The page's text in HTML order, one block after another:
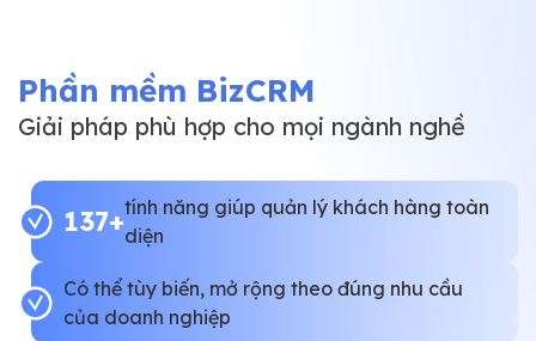
Phần mềm BizCRM
Giải pháp phù hợp cho mọi ngành nghề
137+tính năng giúp quản lý khách hàng toàn
diện
Có thể tùy biến, mở rộng theo đúng nhu cầu
của doanh nghiệp